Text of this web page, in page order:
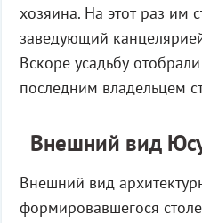
хозяина. На этот раз им
заведующий
Вскоре усадьбу
последним владельцем
Внешний вид
Внешний вид
формировавшегося